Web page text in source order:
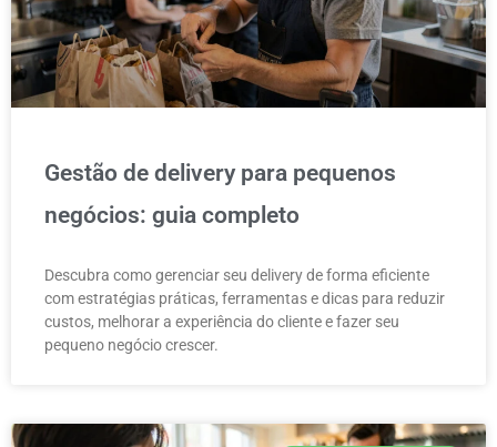
Gestão de delivery para pequenos
negócios: guia completo
Descubra como gerenciar seu delivery de forma eficiente
com estratégias práticas, ferramentas e dicas para reduzir
custos, melhorar a experiência do cliente e fazer seu
pequeno negócio crescer.